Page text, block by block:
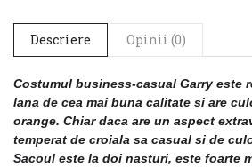
Descriere Opinii (0)
Costumul business-casual Garry este
lana de cea mai buna calitate si are
orange. Chiar daca are un aspect
temperat de croiala sa casual si de
Sacoul este la doi nasturi, este foarte